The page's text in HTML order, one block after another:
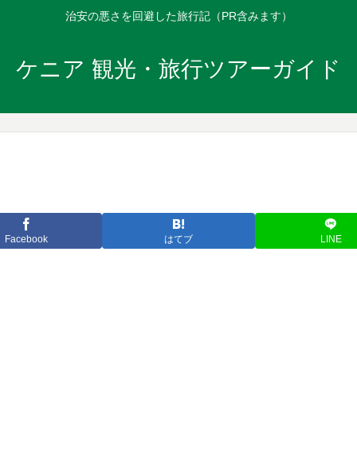
治安の悪さを回避した旅行記（PR含みます）
ケニア 観光・旅行ツアーガイド
Facebook はてブ LINE